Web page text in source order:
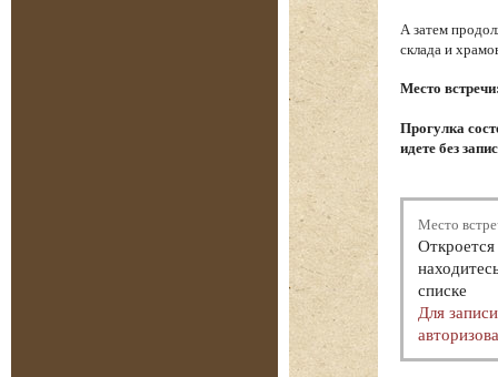
А затем
склада и
Место
Прогулка
идете без
Место
списке
Для